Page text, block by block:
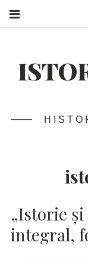
„Istorie și
integral,